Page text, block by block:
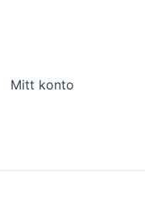
Mitt konto